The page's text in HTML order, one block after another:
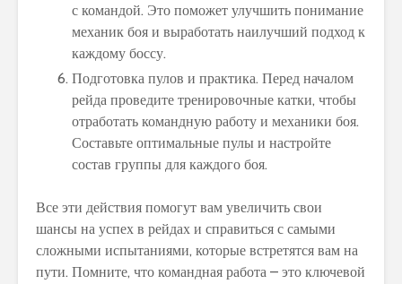
с командой. Это поможет улучшить понимание
механик боя и выработать наилучший подход к
каждому боссу.
Подготовка пулов и практика. Перед началом
рейда проведите тренировочные катки, чтобы
отработать командную работу и механики боя.
Составьте оптимальные пулы и настройте
состав группы для каждого боя.
Все эти действия помогут вам увеличить свои
шансы на успех в рейдах и справиться с самыми
сложными испытаниями, которые встретятся вам на
пути. Помните, что командная работа – это ключевой